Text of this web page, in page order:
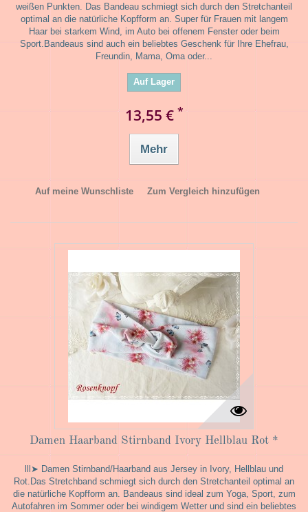
weißen Punkten. Das Bandeau schmiegt sich durch den Stretchanteil
optimal an die natürliche Kopfform an. Super für Frauen mit langem
Haar bei starkem Wind, im Auto bei offenem Fenster oder beim
Sport.Bandeaus sind auch ein beliebtes Geschenk für Ihre Ehefrau,
Freundin, Mama, Oma oder...
Auf Lager
13,55 € *
Mehr
Auf meine Wunschliste Zum Vergleich hinzufügen
Damen Haarband Stirnband Ivory Hellblau Rot *
lll➤ Damen Stirnband/Haarband aus Jersey in Ivory, Hellblau und
Rot.Das Stretchband schmiegt sich durch den Stretchanteil optimal an
die natürliche Kopfform an. Bandeaus sind ideal zum Yoga, Sport, zum
Autofahren im Sommer oder bei windigem Wetter und sind ein beliebtes